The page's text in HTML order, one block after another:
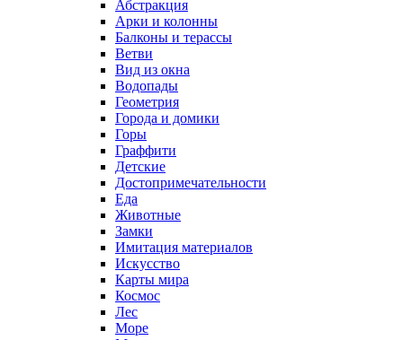
Абстракция
Арки и колонны
Балконы и терассы
Ветви
Вид из окна
Водопады
Геометрия
Города и домики
Горы
Граффити
Детские
Достопримечательности
Еда
Животные
Замки
Имитация материалов
Искусство
Карты мира
Космос
Лес
Море